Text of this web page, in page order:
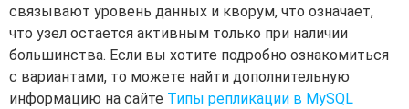
связывают уровень данных и кворум, что означает,
что узел остается активным только при наличии
большинства. Если вы хотите подробно ознакомиться
с вариантами, то можете найти дополнительную
информацию на сайте Типы репликации в MySQL